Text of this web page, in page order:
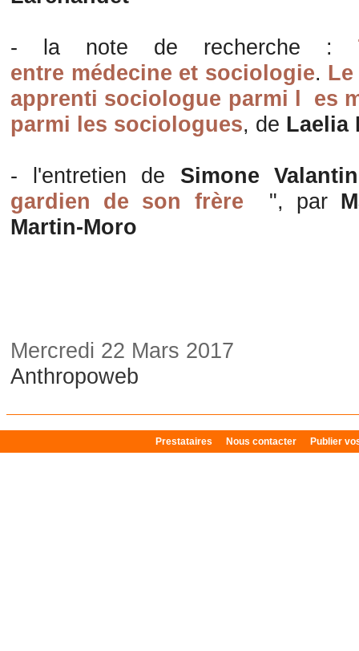
- la note de recherche :
entre médecine et sociologie.
apprenti sociologue parmi l
es
parmi les sociologues, de Laelia
- l'entretien de Simone Valantin
gardien de son frère ", par
Martin-Moro
Mercredi 22 Mars 2017
Anthropoweb
Prestataires Nous contacter Publier